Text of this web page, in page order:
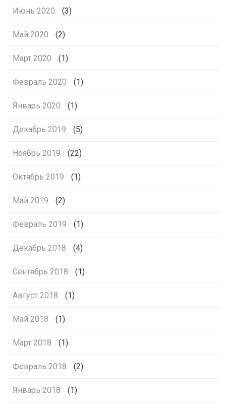
Июнь 2020 (3)
Май 2020 (2)
Март 2020 (1)
Февраль 2020 (1)
Январь 2020 (1)
Декабрь 2019 (5)
Ноябрь 2019 (22)
Октябрь 2019 (1)
Май 2019 (2)
Февраль 2019 (1)
Декабрь 2018 (4)
Сентябрь 2018 (1)
Август 2018 (1)
Май 2018 (1)
Март 2018 (1)
Февраль 2018 (2)
Январь 2018 (1)